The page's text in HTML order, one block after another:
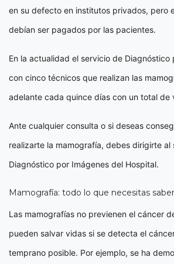
en su defecto en institutos privados, pero
debían ser pagados por las pacientes.
En la actualidad el servicio de Diagnóstico
con cinco técnicos que realizan las
adelante cada quince días con un total de
Ante cualquier consulta o si deseas
realizarte la mamografía, debes dirigirte al
Diagnóstico por Imágenes del Hospital.
Mamografía: todo lo que necesitas saber
Las mamografías no previenen el cáncer
pueden salvar vidas si se detecta el
temprano posible. Por ejemplo, se ha